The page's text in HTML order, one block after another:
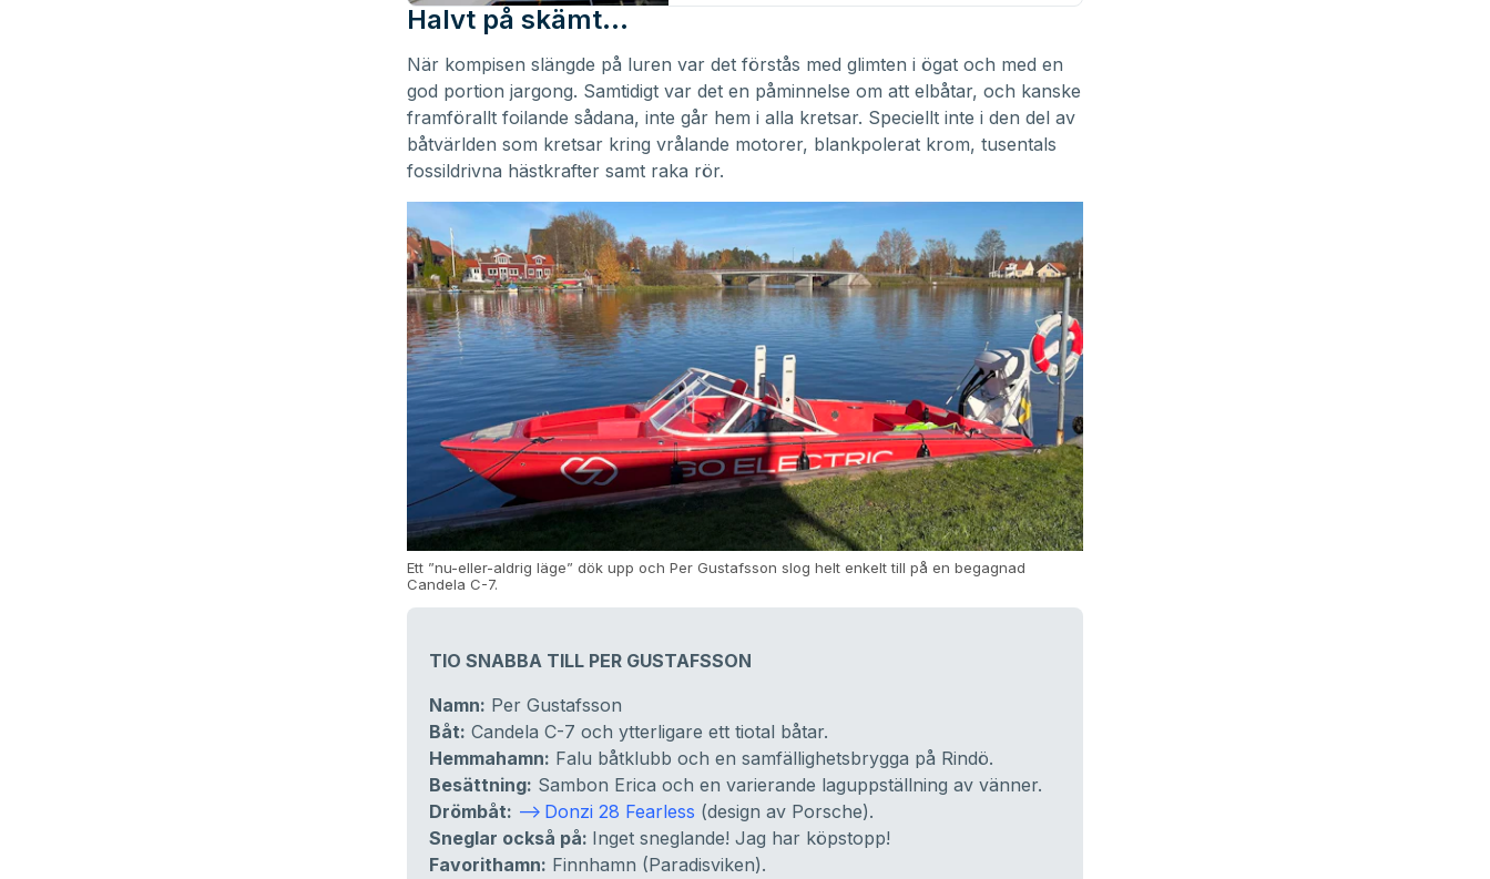
Halvt på skämt…
När kompisen slängde på luren var det förstås med glimten i ögat och med en
god portion jargong. Samtidigt var det en påminnelse om att elbåtar, och kanske
framförallt foilande sådana, inte går hem i alla kretsar. Speciellt inte i den del av
båtvärlden som kretsar kring vrålande motorer, blankpolerat krom, tusentals
fossildrivna hästkrafter samt raka rör.
Ett ”nu-eller-aldrig läge” dök upp och Per Gustafsson slog helt enkelt till på en begagnad
Candela C-7.
TIO SNABBA TILL PER GUSTAFSSON
Namn: Per Gustafsson
Båt: Candela C-7 och ytterligare ett tiotal båtar.
Hemmahamn: Falu båtklubb och en samfällighetsbrygga på Rindö.
Besättning: Sambon Erica och en varierande laguppställning av vänner.
Drömbåt:
Donzi 28 Fearless (design av Porsche).
Sneglar också på: Inget sneglande! Jag har köpstopp!
Favorithamn: Finnhamn (Paradisviken).